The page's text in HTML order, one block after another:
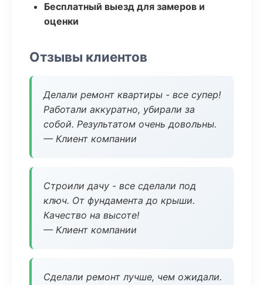
Бесплатный выезд для замеров и
оценки
Отзывы клиентов
Делали ремонт квартиры - все супер!
Работали аккуратно, убирали за
собой. Результатом очень довольны.
— Клиент компании
Строили дачу - все сделали под
ключ. От фундамента до крыши.
Качество на высоте!
— Клиент компании
Сделали ремонт лучше, чем ожидали.